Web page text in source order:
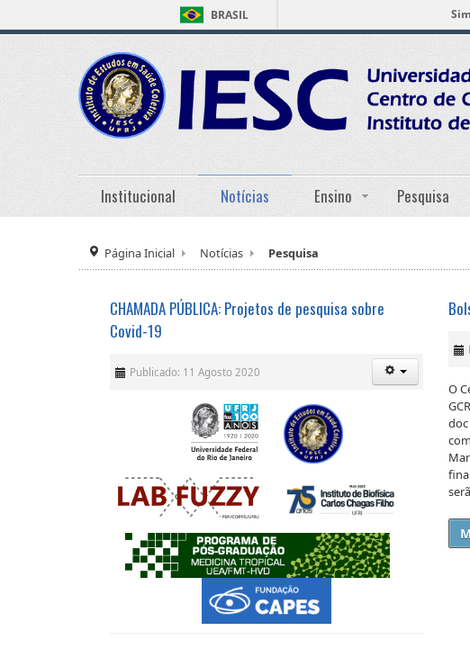
BRASIL
Institucional Notícias Ensino Pesquisa
Página Inicial Notícias Pesquisa
CHAMADA PÚBLICA: Projetos de pesquisa sobre
Covid-19
Publicado: 11 Agosto 2020
O